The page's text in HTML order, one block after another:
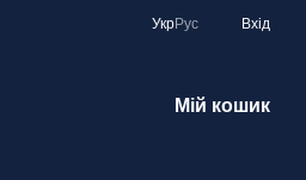
УкрРус Вхід
Мій кошик